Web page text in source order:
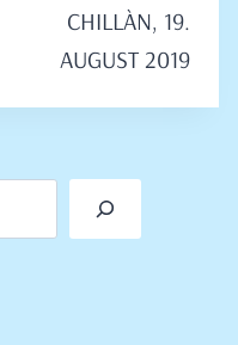
CHILLÀN, 19.
AUGUST 2019